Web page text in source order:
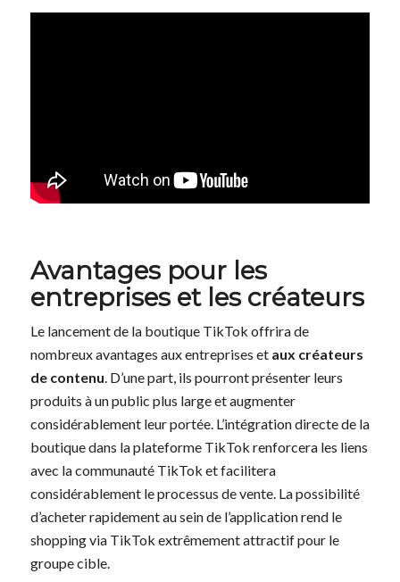
Avantages pour les
entreprises et les créateurs
Le lancement de la boutique TikTok offrira de
nombreux avantages aux entreprises et aux créateurs
de contenu. D’une part, ils pourront présenter leurs
produits à un public plus large et augmenter
considérablement leur portée. L’intégration directe de la
boutique dans la plateforme TikTok renforcera les liens
avec la communauté TikTok et facilitera
considérablement le processus de vente. La possibilité
d’acheter rapidement au sein de l’application rend le
shopping via TikTok extrêmement attractif pour le
groupe cible.